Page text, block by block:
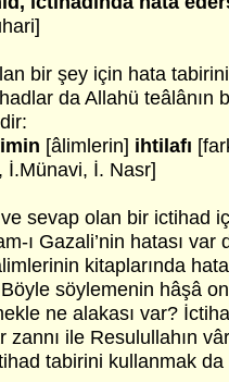
bir şey için hata
da Allahü
[âlimlerin] ihtilafı
İ.Münavi, İ. Nasr]
sevap olan bir ictihad
ı Gazali’nin hatası
kitaplarında
söylemenin hâşâ
ne alakası var?
zannı ile Resulullahın
tabirini kullanmak da